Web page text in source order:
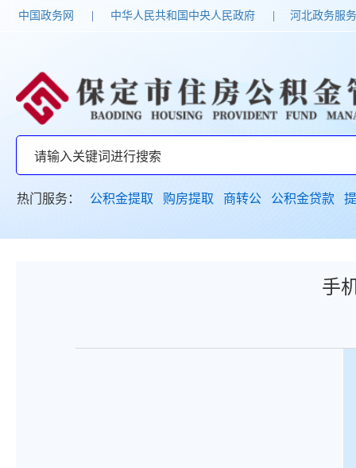
中国政务网 中华人民共和国中央人民政府 河北政务服
热门服务： 公积金提取 购房提取 商转公 公积金贷款
手